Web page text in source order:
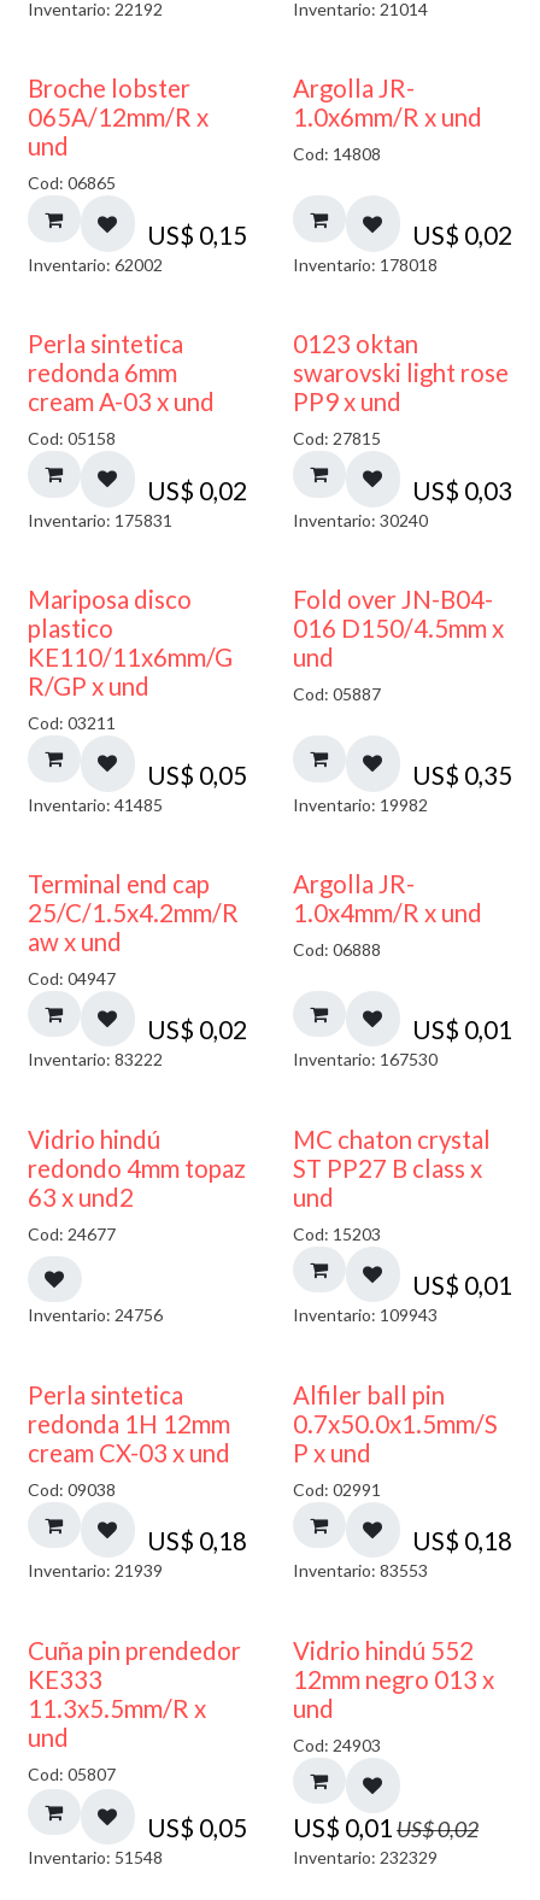
Inventario: 22192 Inventario: 21014
Broche lobster
065A/12mm/R x
und
Cod: 06865
US$ 0,15
Inventario: 62002
Argolla JR-
1.0x6mm/R x und
Cod: 14808
US$ 0,02
Inventario: 178018
Perla sintetica
redonda 6mm
cream A-03 x und
Cod: 05158
US$ 0,02
Inventario: 175831
0123 oktan
swarovski light rose
PP9 x und
Cod: 27815
US$ 0,03
Inventario: 30240
Mariposa disco
plastico
KE110/11x6mm/G
R/GP x und
Cod: 03211
US$ 0,05
Inventario: 41485
Fold over JN-B04-
016 D150/4.5mm x
und
Cod: 05887
US$ 0,35
Inventario: 19982
Terminal end cap
25/C/1.5x4.2mm/R
aw x und
Cod: 04947
US$ 0,02
Inventario: 83222
Argolla JR-
1.0x4mm/R x und
Cod: 06888
US$ 0,01
Inventario: 167530
40% DESCUENTO
Vidrio hindú
redondo 4mm topaz
63 x und2
Cod: 24677
Inventario: 24756
MC chaton crystal
ST PP27 B class x
und
Cod: 15203
US$ 0,01
Inventario: 109943
Perla sintetica
redonda 1H 12mm
cream CX-03 x und
Cod: 09038
US$ 0,18
Inventario: 21939
Alfiler ball pin
0.7x50.0x1.5mm/S
P x und
Cod: 02991
US$ 0,18
Inventario: 83553
Cuña pin prendedor
KE333
11.3x5.5mm/R x
und
Cod: 05807
US$ 0,05
Inventario: 51548
40% DESCUENTO
Vidrio hindú 552
12mm negro 013 x
und
Cod: 24903
US$ 0,01US$0,02
Inventario: 232329